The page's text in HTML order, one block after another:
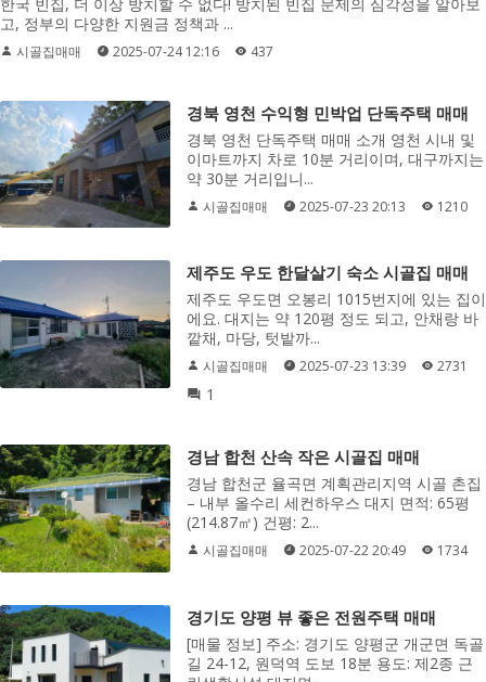
고, 정부의 다양한 지원금 정책과 ...
시골집매매 2025-07-24 12:16 437
경북 영천 수익형 민박업 단독주택 매매
경북 영천 단독주택 매매 소개 영천 시내 및
이마트까지 차로 10분 거리이며, 대구까지는
약 30분 거리입니...
시골집매매 2025-07-23 20:13 1210
제주도 우도 한달살기 숙소 시골집 매매
제주도 우도면 오봉리 1015번지에 있는 집이
에요. 대지는 약 120평 정도 되고, 안채랑 바
깥채, 마당, 텃밭까...
시골집매매 2025-07-23 13:39 2731
1
경남 합천 산속 작은 시골집 매매
경남 합천군 율곡면 계획관리지역 시골 촌집
– 내부 올수리 세컨하우스 대지 면적: 65평
(214.87㎡) 건평: 2...
시골집매매 2025-07-22 20:49 1734
경기도 양평 뷰 좋은 전원주택 매매
[매물 정보] 주소: 경기도 양평군 개군면 독골
길 24-12, 원덕역 도보 18분 용도: 제2종 근